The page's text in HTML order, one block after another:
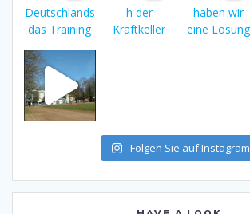
Folgen Sie auf Instagram